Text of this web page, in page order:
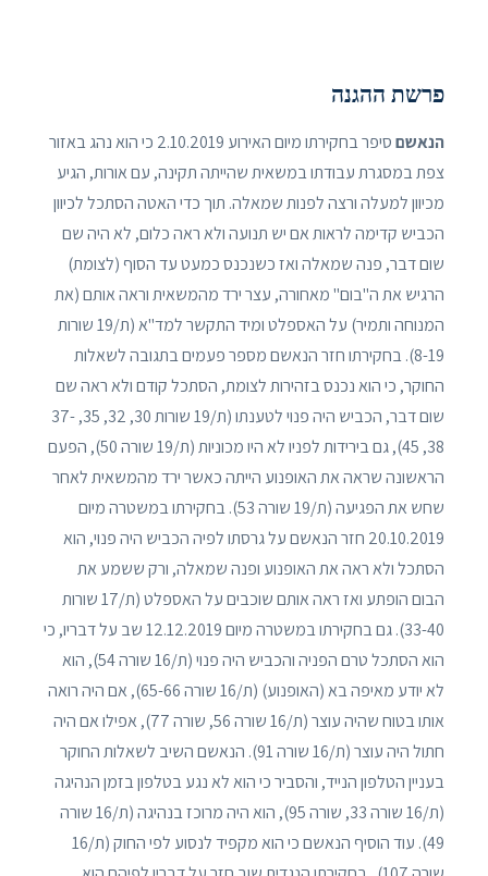
פרשת ההגנה
הנאשם
סיפר בחקירתו מיום האירוע 2.10.2019 כי הוא נהג באזור
צפת במסגרת עבודתו במשאית שהייתה תקינה, עם אורות, הגיע
מכיוון למעלה ורצה לפנות שמאלה. תוך כדי האטה הסתכל לכיוון
הכביש קדימה לראות אם יש תנועה ולא ראה כלום, לא היה שם
שום דבר, פנה שמאלה ואז כשנכנס כמעט עד הסוף (לצומת)
הרגיש את ה"בום" מאחורה, עצר ירד מהמשאית וראה אותם (את
המנוחה ותמיר) על האספלט ומיד התקשר למד"א (ת/19 שורות
8-19). בחקירתו חזר הנאשם מספר פעמים בתגובה לשאלות
החוקר, כי הוא נכנס בזהירות לצומת, הסתכל קודם ולא ראה שם
שום דבר, הכביש היה פנוי לטענתו (ת/19 שורות 30, 32, 35, 37-
38, 45), גם בירידות לפניו לא היו מכוניות (ת/19 שורה 50), הפעם
הראשונה שראה את האופנוע הייתה כאשר ירד מהמשאית לאחר
שחש את הפגיעה (ת/19 שורה 53). בחקירתו במשטרה מיום
20.10.2019 חזר הנאשם על גרסתו לפיה הכביש היה פנוי, הוא
הסתכל ולא ראה את האופנוע ופנה שמאלה, ורק ששמע את
הבום הופתע ואז ראה אותם שוכבים על האספלט (ת/17 שורות
33-40). גם בחקירתו במשטרה מיום 12.12.2019 שב על דבריו, כי
הוא הסתכל טרם הפניה והכביש היה פנוי (ת/16 שורה 54), הוא
לא יודע מאיפה בא (האופנוע) (ת/16 שורה 65-66), אם היה רואה
אותו בטוח שהיה עוצר (ת/16 שורה 56, שורה 77), אפילו אם היה
חתול היה עוצר (ת/16 שורה 91). הנאשם השיב לשאלות החוקר
בעניין הטלפון הנייד, והסביר כי הוא לא נגע בטלפון בזמן הנהיגה
(ת/16 שורה 33, שורה 95), הוא היה מרוכז בנהיגה (ת/16 שורה
49). עוד הוסיף הנאשם כי הוא מקפיד לנסוע לפי החוק (ת/16